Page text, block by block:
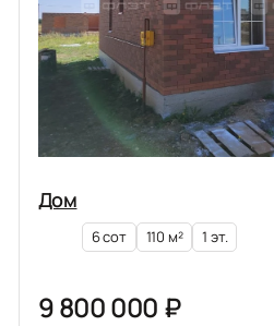
Дом
6 сот 110 м² 1 эт.
9 800 000 ₽